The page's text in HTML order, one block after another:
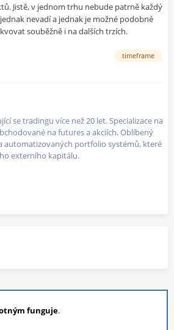
Jistě, v jednom trhu nebude patrně každý
nevadí a jednak je možné podobné
souběžně i na dalších trzích.
timeframe
se tradingu více než 20 let. Specializace na
na futures a akciích. Oblíbený
automatizovaných portfolio systémů, které
externího kapitálu.
funguje.